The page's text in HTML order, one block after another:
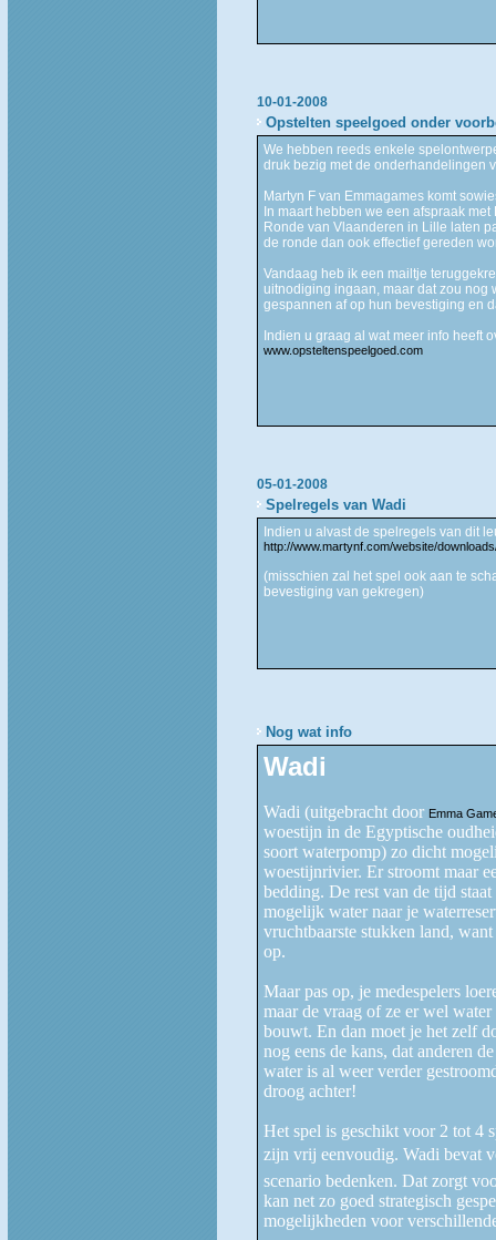
10-01-2008
Opstelten speelgoed onder
We hebben reeds enkele
druk bezig met de onderhandelingen
Martyn F van Emmagames komt
In maart hebben we een afspraak
Ronde van Vlaanderen in Lille laten
de ronde dan ook effectief gereden
Vandaag heb ik een mailtje
uitnodiging ingaan, maar dat zou nog
gespannen af op hun bevestiging en
Indien u graag al wat meer info heeft
www.opsteltenspeelgoed.com
05-01-2008
Spelregels van Wadi
Indien u alvast de spelregels van dit
http://www.martynf.com/website/
(misschien zal het spel ook aan te
bevestiging van gekregen)
Nog wat info
Wadi
Wadi (uitgebracht door Emma
woestijn in de Egyptische
soort waterpomp) zo dicht
woestijnrivier. Er stroomt maar
bedding. De rest van de tijd
mogelijk water naar je
vruchtbaarste stukken land,
op.
Maar pas op, je medespelers
maar de vraag of ze er wel
bouwt. En dan moet je het zelf
nog eens de kans, dat anderen
water is al weer verder
droog achter!
Het spel is geschikt voor 2 tot 4
zijn vrij eenvoudig. Wadi bevat
scenario bedenken. Dat zorgt
kan net zo goed strategisch
mogelijkheden voor